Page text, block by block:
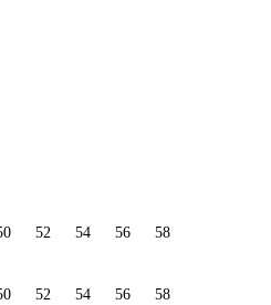
52 54 56
58
52 54 56 58